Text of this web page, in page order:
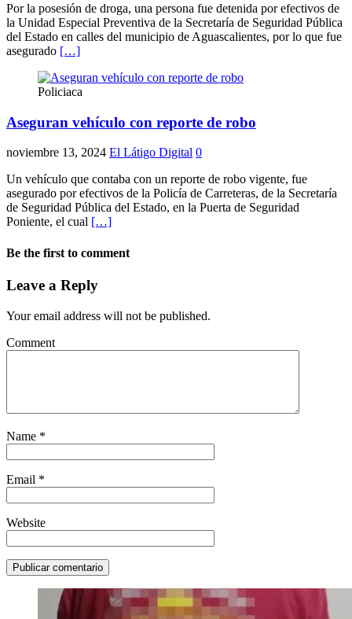
Por la posesión de droga, una persona fue detenida por efectivos de
la Unidad Especial Preventiva de la Secretaría de Seguridad Pública
del Estado en calles del municipio de Aguascalientes, por lo que fue
asegurado […]
Policiaca
Aseguran vehículo con reporte de robo
noviembre 13, 2024 El Látigo Digital 0
Un vehículo que contaba con un reporte de robo vigente, fue
asegurado por efectivos de la Policía de Carreteras, de la Secretaría
de Seguridad Pública del Estado, en la Puerta de Seguridad
Poniente, el cual […]
Be the first to comment
Leave a Reply
Your email address will not be published.
Comment
Name *
Email *
Website